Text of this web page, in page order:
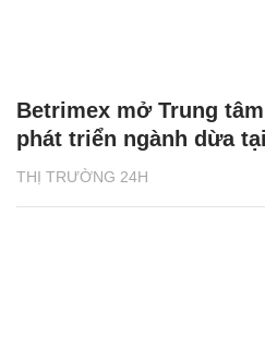
THỊ TRƯỜNG 24H
Betrimex mở Trung
phát triển ngành dừa tại